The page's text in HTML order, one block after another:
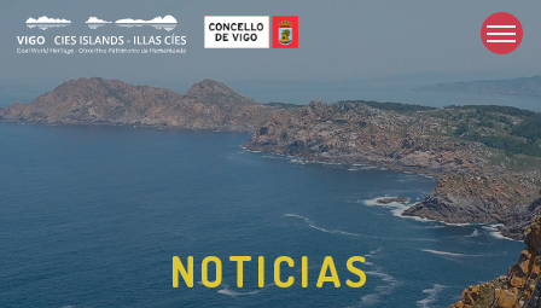
NOTICIAS